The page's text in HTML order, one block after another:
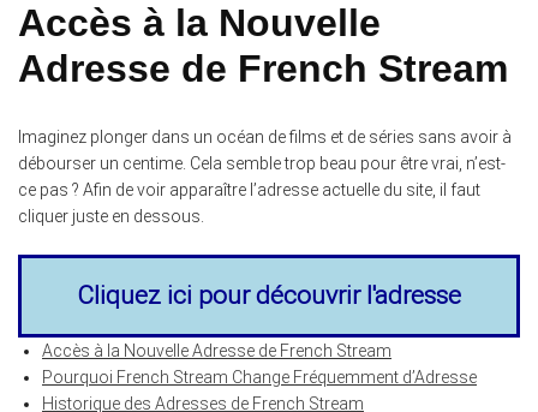
Accès à la Nouvelle
Adresse de French Stream
Imaginez plonger dans un océan de films et de séries sans avoir à
débourser un centime. Cela semble trop beau pour être vrai, n’est-
ce pas ? Afin de voir apparaître l’adresse actuelle du site, il faut
cliquer juste en dessous.
Cliquez ici pour découvrir l'adresse
Accès à la Nouvelle Adresse de French Stream
Pourquoi French Stream Change Fréquemment d’Adresse
Historique des Adresses de French Stream